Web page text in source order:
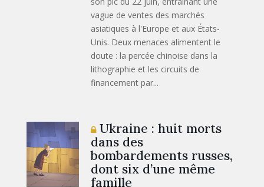
vague de ventes des marchés
asiatiques à l'Europe et aux États-
Unis. Deux menaces alimentent le
doute : la percée chinoise dans la
lithographie et les circuits de
financement par...
Ukraine : huit morts
dans des
bombardements russes,
dont six d’une même
famille